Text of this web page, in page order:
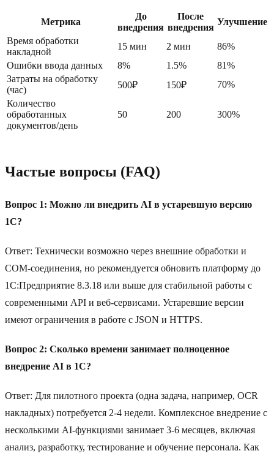
Метрика
До
внедрения
После
внедрения
Улучшение
Время обработки
накладной
15 мин 2 мин
86%
Ошибки ввода данных
8% 1.5%
81%
Затраты на обработку
(час)
500₽ 150₽
70%
Количество
обработанных
документов/день
50 200 300%
Частые вопросы (FAQ)
Вопрос 1: Можно ли внедрить AI в устаревшую версию
1C?
Ответ: Технически возможно через внешние обработки и
COM-соединения, но рекомендуется обновить платформу до
1C:Предприятие 8.3.18 или выше для стабильной работы с
современными API и веб-сервисами. Устаревшие версии
имеют ограничения в работе с JSON и HTTPS.
Вопрос 2: Сколько времени занимает полноценное
внедрение AI в 1C?
Ответ: Для пилотного проекта (одна задача, например, OCR
накладных) потребуется 2-4 недели. Комплексное внедрение с
несколькими AI-функциями занимает 3-6 месяцев, включая
анализ, разработку, тестирование и обучение персонала. Как